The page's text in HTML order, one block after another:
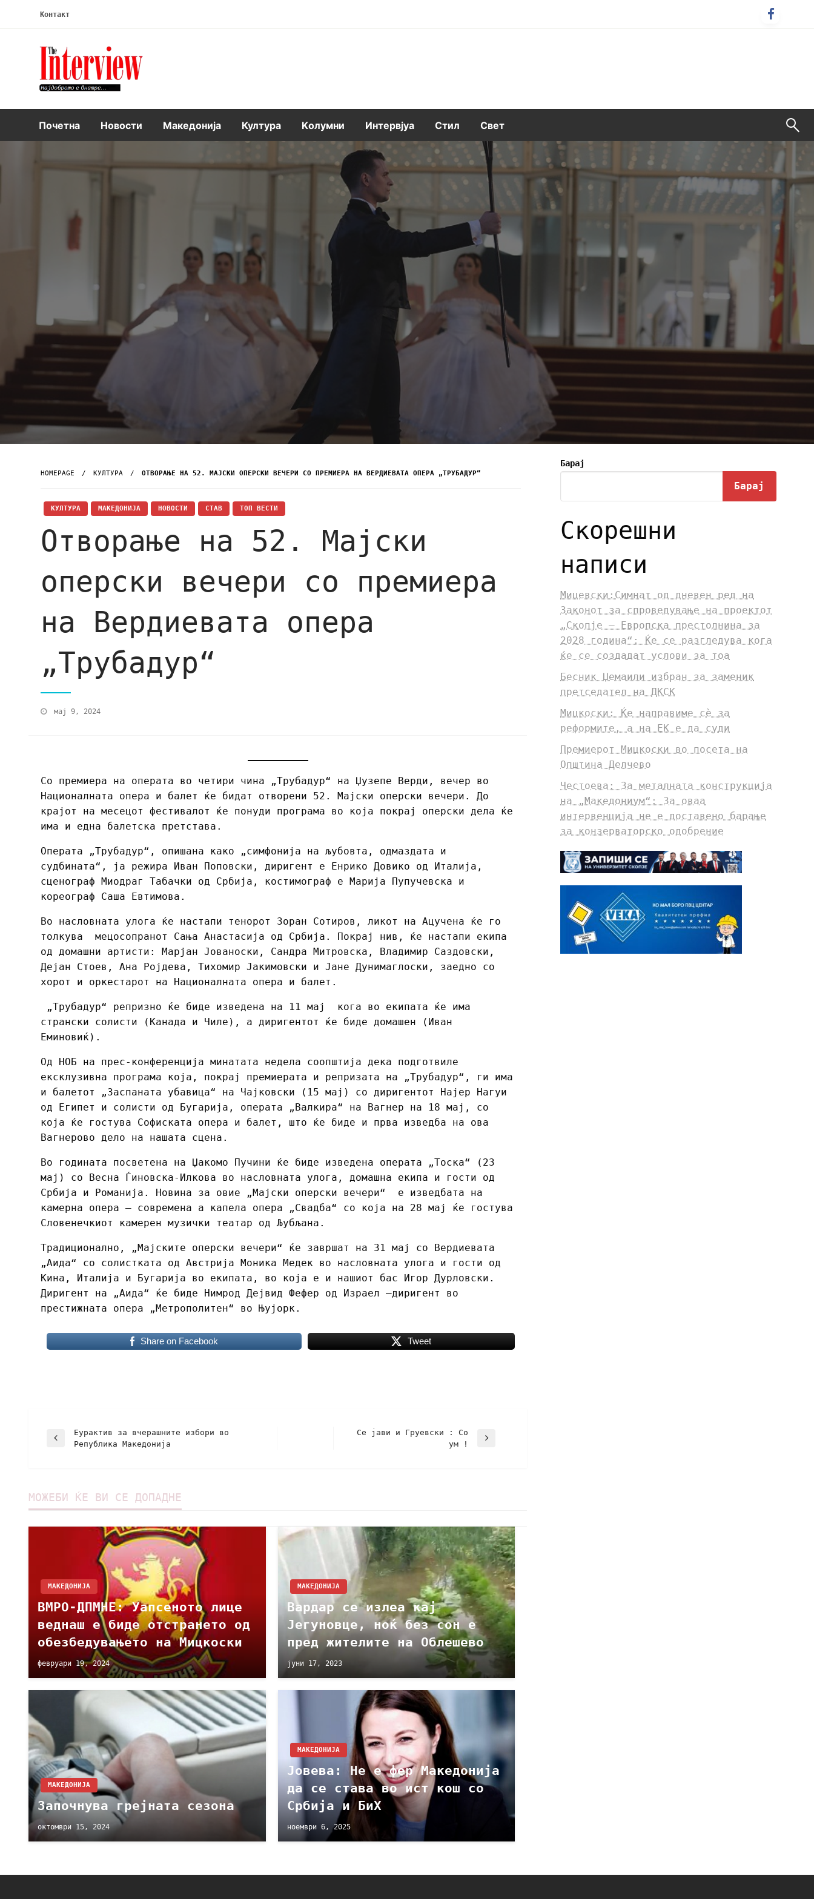
Контакт
Интервју
Почетна Новости Македонија Култура Kолумни Интервјуа Стил Свет
HOMEPAGE КУЛТУРА ОТВОРАЊЕ НА 52. МАЈСКИ ОПЕРСКИ ВЕЧЕРИ СО ПРЕМИЕРА НА ВЕРДИЕВАТА ОПЕРА „ТРУБАДУР“
КУЛТУРА МАКЕДОНИЈА НОВОСТИ СТАВ ТОП ВЕСТИ
Отворање на 52. Мајски
оперски вечери со премиера
на Вердиевата опера
„Трубадур“
мај 9, 2024
Со премиера на операта во четири чина „Трубадур“ на Џузепе Верди, вечер во
Националната опера и балет ќе бидат отворени 52. Мајски оперски вечери. До
крајот на месецот фестивалот ќе понуди програма во која покрај оперски дела ќе
има и една балетска претстава.
Операта „Трубадур“, опишана како „симфонија на љубовта, одмаздата и
судбината“, ја режира Иван Поповски, диригент е Енрико Довико од Италија,
сценограф Миодраг Табачки од Србија, костимограф е Марија Пупучевска и
кореограф Саша Евтимова.
Во насловната улога ќе настапи тенорот Зоран Сотиров, ликот на Ацучена ќе го
толкува мецосопранот Сања Анастасија од Србија. Покрај нив, ќе настапи екипа
од домашни артисти: Марјан Јованоски, Сандра Митровска, Владимир Саздовски,
Дејан Стоев, Ана Ројдева, Тихомир Јакимовски и Јане Дунимаглоски, заедно со
хорот и оркестарот на Националната опера и балет.
„Трубадур“ репризно ќе биде изведена на 11 мај кога во екипата ќе има
странски солисти (Канада и Чиле), а диригентот ќе биде домашен (Иван
Еминовиќ).
Од НОБ на прес-конференција минатата недела соопштија дека подготвиле
ексклузивна програма која, покрај премиерата и репризата на „Трубадур“, ги има
и балетот „Заспаната убавица“ на Чајковски (15 мај) со диригентот Најер Нагуи
од Египет и солисти од Бугарија, операта „Валкира“ на Вагнер на 18 мај, со
која ќе гостува Софиската опера и балет, што ќе биде и прва изведба на ова
Вагнерово дело на нашата сцена.
Во годината посветена на Џакомо Пучини ќе биде изведена операта „Тоска“ (23
мај) со Весна Ѓиновска-Илкова во насловната улога, домашна екипа и гости од
Србија и Романија. Новина за овие „Мајски оперски вечери“ е изведбата на
камерна опера – современа а капела опера „Свадба“ со која на 28 мај ќе гостува
Словенечкиот камерен музички театар од Љубљана.
Традиционално, „Мајските оперски вечери“ ќе завршат на 31 мај со Вердиевата
„Аида“ со солистката од Австрија Моника Медек во насловната улога и гости од
Кина, Италија и Бугарија во екипата, во која е и нашиот бас Игор Дурловски.
Диригент на „Аида“ ќе биде Нимрод Дејвид Фефер од Израел –диригент во
престижната опера „Метрополитен“ во Њујорк.
Share on Facebook Tweet
Еурактив за вчерашните избори во
Република Македонија
Се јави и Груевски : Со
ум !
МОЖЕБИ ЌЕ ВИ СЕ ДОПАДНЕ
МАКЕДОНИЈА
ВМРО-ДПМНЕ: Уапсеното лице
веднаш е биде отстрането од
обезбедувањето на Мицкоски
февруари 19, 2024
МАКЕДОНИЈА
Вардар се излеа кај
Јегуновце, ноќ без сон е
пред жителите на Облешево
јуни 17, 2023
МАКЕДОНИЈА
Започнува грејната сезона
октомври 15, 2024
МАКЕДОНИЈА
Јовева: Не е фер Македонија
да се става во ист кош со
Србија и БиХ
ноември 6, 2025
Барај
Барај
Скорешни
написи
Мицевски:Симнат од дневен ред на
Законот за спроведување на проектот
„Скопје – Европска престолнина за
2028 година“: Ќе се разгледува кога
ќе се создадат услови за тоа
Бесник Џемаили избран за заменик
претседател на ДКСК
Мицкоски: Ќе направиме сè за
реформите, а на ЕК е да суди
Премиерот Мицкоски во посета на
Општина Делчево
Честоева: За металната конструкција
на „Македониум“: За оваа
интервенција не е доставено барање
за конзерваторско одобрение